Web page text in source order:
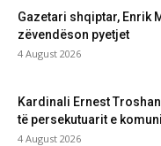
Gazetari shqiptar, Enrik
zëvendëson pyetjet
4 August 2026
Kardinali Ernest
të persekutuarit e
4 August 2026